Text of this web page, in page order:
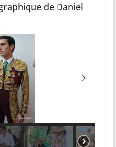
de Daniel